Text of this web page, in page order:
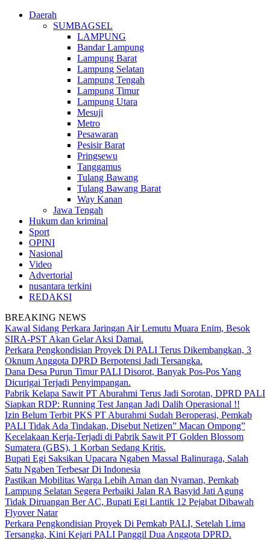
Daerah
SUMBAGSEL
LAMPUNG
Bandar Lampung
Lampung Barat
Lampung Selatan
Lampung Tengah
Lampung Timur
Lampung Utara
Mesuji
Metro
Pesawaran
Pesisir Barat
Pringsewu
Tanggamus
Tulang Bawang
Tulang Bawang Barat
Way Kanan
Jawa Tengah
Hukum dan kriminal
Sport
OPINI
Nasional
Video
Advertorial
nusantara terkini
REDAKSI
BREAKING NEWS
Kawal Sidang Perkara Jaringan Air Lemutu Muara Enim, Besok
SIRA-PST Akan Gelar Aksi Damai.
Perkara Pengkondisian Proyek Di PALI Terus Dikembangkan, 3
Oknum Anggota DPRD Berpotensi Jadi Tersangka.
Dana Desa Purun Timur PALI Disorot, Banyak Pos-Pos Yang
Dicurigai Terjadi Penyimpangan.
Pabrik Kelapa Sawit PT Aburahmi Terus Jadi Sorotan, DPRD PALI
Siapkan RDP: Running Test Jangan Jadi Dalih Operasional !!
Izin Belum Terbit PKS PT Aburahmi Sudah Beroperasi, Pemkab
PALI Tidak Ada Tindakan, Disebut Netizen” Macan Ompong”
Kecelakaan Kerja-Terjadi di Pabrik Sawit PT Golden Blossom
Sumatera (GBS), 1 Korban Sedang Kritis.
Bupati Egi Saksikan Upacara Ngaben Massal Balinuraga, Salah
Satu Ngaben Terbesar Di Indonesia
Pastikan Mobilitas Warga Lebih Aman dan Nyaman, Pemkab
Lampung Selatan Segera Perbaiki Jalan RA Basyid Jati Agung
Tidak Diruangan Ber AC, Bupati Egi Lantik 12 Pejabat Dibawah
Flyover Natar
Perkara Pengkondisian Proyek Di Pemkab PALI, Setelah Lima
Tersangka, Kini Kejari PALI Panggil Dua Anggota DPRD.